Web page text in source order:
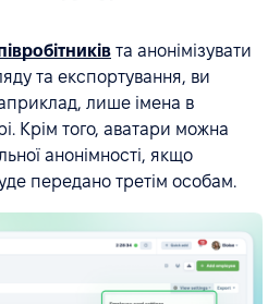
та анонімізувати
та експортування, ви
лише імена в
Крім того, аватари можна
анонімності, якщо
передано третім особам.